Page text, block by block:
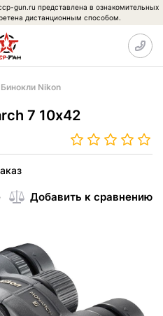
gun.ru представлена в ознакомительных
дистанционным способом.
Бинокли Nikon
7 10х42
Добавить к сравнению